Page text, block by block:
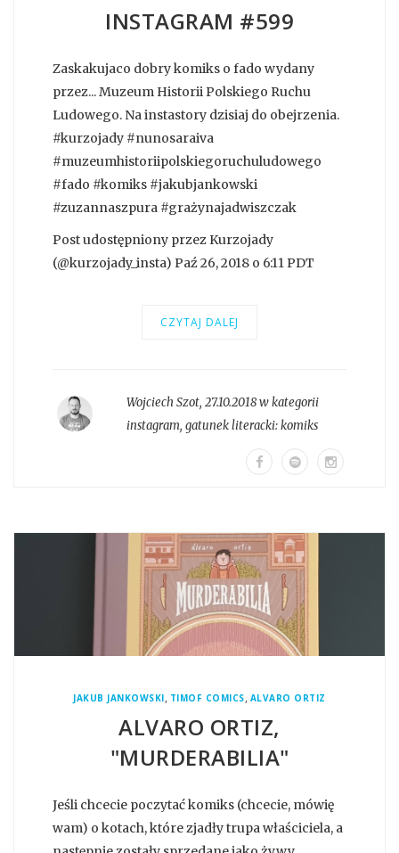
INSTAGRAM #599
Zaskakujaco dobry komiks o fado wydany
przez... Muzeum Historii Polskiego Ruchu
Ludowego. Na instastory dzisiaj do obejrzenia.
#kurzojady #nunosaraiva
#muzeumhistoriipolskiegoruchuludowego
#fado #komiks #jakubjankowski
#zuzannaszpura #grażynajadwiszczak
Post udostępniony przez Kurzojady
(@kurzojady_insta) Paź 26, 2018 o 6:11 PDT
CZYTAJ DALEJ
Wojciech Szot, 27.10.2018 w kategorii
instagram, gatunek literacki:komiks
JAKUB JANKOWSKI, TIMOF COMICS, ALVARO ORTIZ
ALVARO ORTIZ,
"MURDERABILIA"
Jeśli chcecie poczytać komiks (chcecie, mówię
wam) o kotach, które zjadły trupa właściciela, a